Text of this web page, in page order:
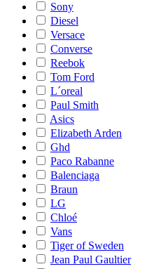
Sony
Diesel
Versace
Converse
Reebok
Tom Ford
L´oreal
Paul Smith
Asics
Elizabeth Arden
Ghd
Paco Rabanne
Balenciaga
Braun
LG
Chloé
Vans
Tiger of Sweden
Jean Paul Gaultier